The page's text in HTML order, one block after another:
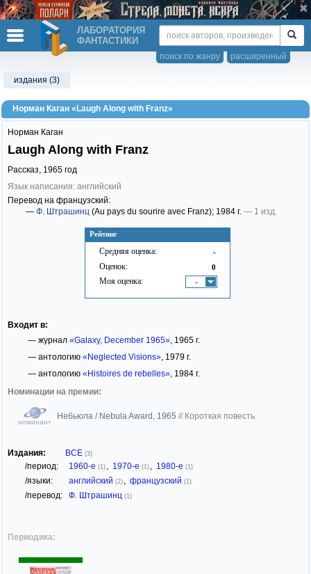
ЛАБОРАТОРИЯ
ФАНТАСТИКИ
расширенный
поиск по жанру
издания (3)
Норман Каган «Laugh Along with Franz»
Рейтинг
Средняя оценка: -
Оценок: 0
Моя оценка: -
Норман Каган
Laugh Along with Franz
Рассказ, 1965 год
Язык написания: английский
Перевод на французский:
— Ф. Штрашинц (Au pays du sourire avec Franz); 1984 г. — 1 изд.
Входит в:
— журнал «Galaxy, December 1965», 1965 г.
— антологию «Neglected Visions», 1979 г.
— антологию «Histoires de rebelles», 1984 г.
Номинации на премии:
номинант
Небьюла / Nebula Award, 1965 // Короткая повесть
Издания: ВСЕ (3)
/период: 1960-е (1) 1970-е (1) 1980-е (1)
/языки: английский (2) французский (1)
/перевод: Ф. Штрашинц (1)
Периодика: